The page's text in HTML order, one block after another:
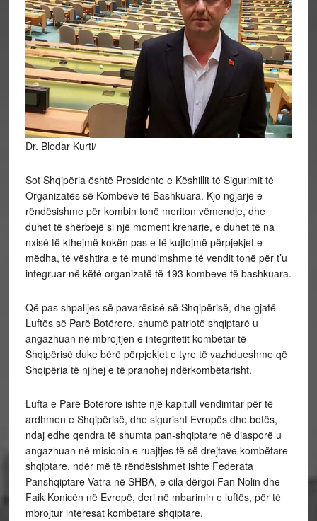
Dr. Bledar Kurti/
Sot Shqipëria është Presidente e Këshillit të Sigurimit të
Organizatës së Kombeve të Bashkuara. Kjo ngjarje e
rëndësishme për kombin tonë meriton vëmendje, dhe
duhet të shërbejë si një moment krenarie, e duhet të na
nxisë të kthejmë kokën pas e të kujtojmë përpjekjet e
mëdha, të vështira e të mundimshme të vendit tonë për t’u
integruar në këtë organizatë të 193 kombeve të bashkuara.
Që pas shpalljes së pavarësisë së Shqipërisë, dhe gjatë
Luftës së Parë Botërore, shumë patriotë shqiptarë u
angazhuan në mbrojtjen e integritetit kombëtar të
Shqipërisë duke bërë përpjekjet e tyre të vazhdueshme që
Shqipëria të njihej e të pranohej ndërkombëtarisht.
Lufta e Parë Botërore ishte një kapitull vendimtar për të
ardhmen e Shqipërisë, dhe sigurisht Evropës dhe botës,
ndaj edhe qendra të shumta pan-shqiptare në diasporë u
angazhuan në misionin e ruajtjes të së drejtave kombëtare
shqiptare, ndër më të rëndësishmet ishte Federata
Panshqiptare Vatra në SHBA, e cila dërgoi Fan Nolin dhe
Faik Konicën në Evropë, deri në mbarimin e luftës, për të
mbrojtur interesat kombëtare shqiptare.